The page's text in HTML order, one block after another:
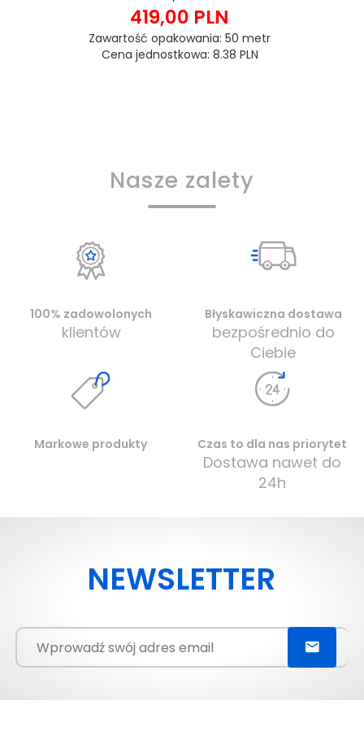
419,00 PLN
Zawartość opakowania: 50 metr
Cena jednostkowa: 8.38 PLN
Nasze zalety
100% zadowolonych
klientów
Błyskawiczna dostawa
bezpośrednio do
Ciebie
Markowe produkty Czas to dla nas priorytet
Dostawa nawet do
24h
NEWSLETTER